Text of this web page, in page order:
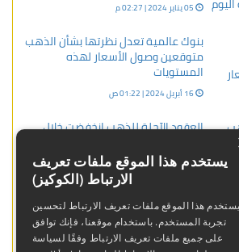
بنوك عالمية تعدل نظرتها بشأن الذهب
متوقعين وصول الأسعار لهذه
المستويات
العقود الآجلة للذهب انخفضت خلال
08 يناير 2024 | 09:45 م
العقود الآجلة للذهب إنخفضت خلال
دورة الولايات المتحدة
يستخدم هذا الموقع ملفات تعريف
الارتباط (الكوكيز)
يستخدم هذا الموقع ملفات تعريف الارتباط لتحسين
تجربة المستخدم. باستخدام موقعنا، فإنك توافق
على جميع ملفات تعريف الارتباط وفقًا لسياسة